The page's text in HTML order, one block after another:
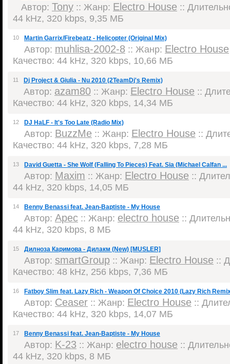
Автор: Tony :: Жанр: Electro House ::
44 kHz, 320 kbps, 9,35 МБ
10 Martin Garrix/Firebeatz - Helicopter (Original Mix)
Автор: muhlisa-2002-8 :: Жанр: Electro House
Качество: 44 kHz, 320 kbps, 10,66 МБ
11 Dj Project & Giulia - Nu 2010 (2TeamDj's Remix)
Автор: azam80 :: Жанр: Electro House ::
Качество: 44 kHz, 320 kbps, 14,34 МБ
12 DJ HaLF - It's Too Late (Radio Mix)
Автор: BuzzMe :: Жанр: Electro House ::
Качество: 44 kHz, 320 kbps, 7,28 МБ
13 David Guetta - She Wolf (Falling To Pieces) Feat. Sia (Michael Calfan ...
Автор: Maxim :: Жанр: Electro House ::
44 kHz, 320 kbps, 14,05 МБ
14 Benny Benassi feat. Jean-Baptiste - My House
Автор: Apec :: Жанр: electro house ::
44 kHz, 320 kbps, 8 МБ
15 Дилноза Каримова - Дилакм (New) [MUSLER]
Автор: smartGroup :: Жанр: Electro House ::
Качество: 48 kHz, 256 kbps, 7,36 МБ
16 Fatboy Slim feat. Lazy Rich - Weapon Of Choice 2010 (Lazy Rich
Автор: Ceaser :: Жанр: Electro House ::
Качество: 44 kHz, 320 kbps, 14,07 МБ
17 Benny Benassi feat. Jean-Baptiste - My House
Автор: K-23 :: Жанр: electro house ::
44 kHz, 320 kbps, 8 МБ